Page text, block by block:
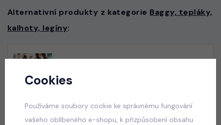
Alternativní produkty z kategorie Baggy, tepláky,
kalhoty, legíny:
skladem
Cookies
Používáme soubory cookie ke správnému fungování
vašeho oblíbeného e-shopu, k přizpůsobení obsahu